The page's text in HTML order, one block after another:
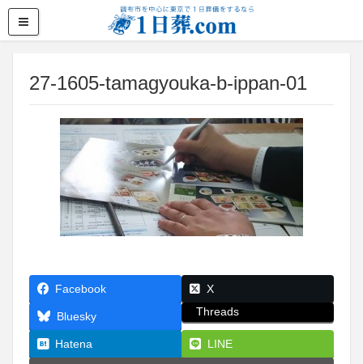
27-1605-tamagyouka-b-ippan-01
Facebook X
Bluesky Threads
Hatena LINE